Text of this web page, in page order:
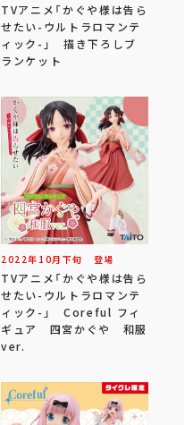
TVアニメ「かぐや様は告ら
せたい-ウルトラロマンテ
ィック-」 描き下ろしブ
ランケット
2022年 10月 下旬 登場
TVアニメ「かぐや様は告ら
せたい-ウルトラロマンテ
ィック-」 Coreful フィ
ギュア 四宮かぐや 和服
ver.